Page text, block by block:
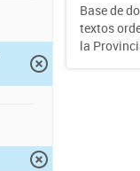
Base de
textos
la